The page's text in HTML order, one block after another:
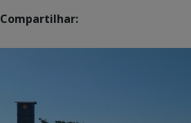
Compartilhar: